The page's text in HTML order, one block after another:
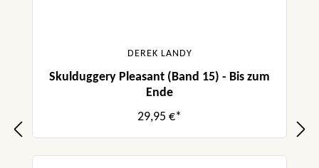
DEREK LANDY
Skulduggery Pleasant (Band 15) - Bis zum
Ende
29,95 €*